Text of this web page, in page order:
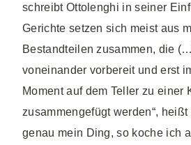
schreibt Ottolenghi in seiner
Gerichte setzen sich meist aus
Bestandteilen zusammen, die
voneinander vorbereit und erst
Moment auf dem Teller zu einer
zusammengefügt werden“,
genau mein Ding, so koche ich